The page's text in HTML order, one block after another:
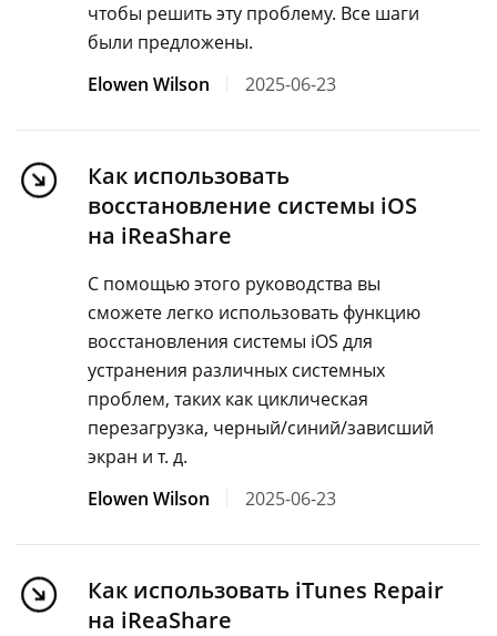
чтобы решить эту проблему. Все шаги
были предложены.
Elowen Wilson
2025-06-23
Как использовать
восстановление системы iOS
на iReaShare
С помощью этого руководства вы
сможете легко использовать функцию
восстановления системы iOS для
устранения различных системных
проблем, таких как циклическая
перезагрузка, черный/синий/зависший
экран и т. д.
Elowen Wilson
2025-06-23
Как использовать iTunes Repair
на iReaShare